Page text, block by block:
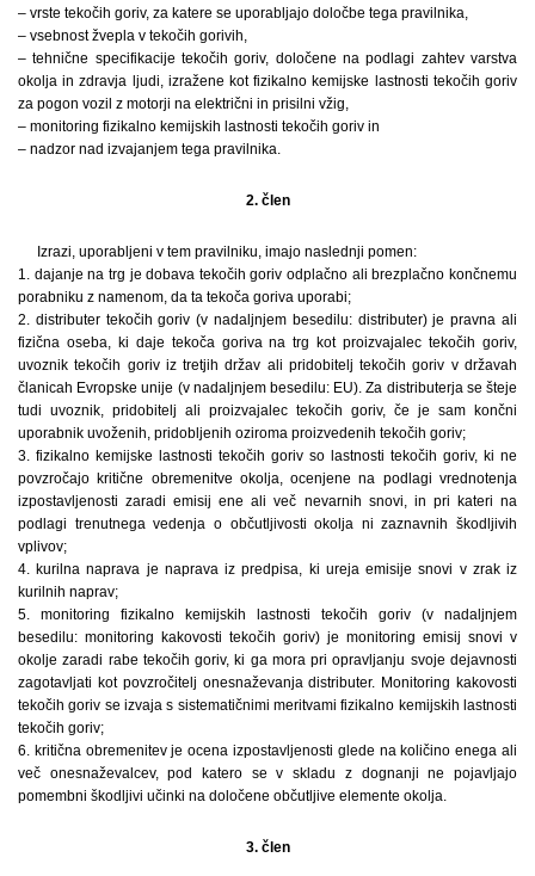
– vrste tekočih goriv, za katere se uporabljajo določbe tega pravilnika,
– vsebnost žvepla v tekočih gorivih,
– tehnične specifikacije tekočih goriv, določene na podlagi zahtev varstva
okolja in zdravja ljudi, izražene kot fizikalno kemijske lastnosti tekočih goriv
za pogon vozil z motorji na električni in prisilni vžig,
– monitoring fizikalno kemijskih lastnosti tekočih goriv in
– nadzor nad izvajanjem tega pravilnika.
2. člen
Izrazi, uporabljeni v tem pravilniku, imajo naslednji pomen:
1. dajanje na trg je dobava tekočih goriv odplačno ali brezplačno končnemu
porabniku z namenom, da ta tekoča goriva uporabi;
2. distributer tekočih goriv (v nadaljnjem besedilu: distributer) je pravna ali
fizična oseba, ki daje tekoča goriva na trg kot proizvajalec tekočih goriv,
uvoznik tekočih goriv iz tretjih držav ali pridobitelj tekočih goriv v državah
članicah Evropske unije (v nadaljnjem besedilu: EU). Za distributerja se šteje
tudi uvoznik, pridobitelj ali proizvajalec tekočih goriv, če je sam končni
uporabnik uvoženih, pridobljenih oziroma proizvedenih tekočih goriv;
3. fizikalno kemijske lastnosti tekočih goriv so lastnosti tekočih goriv, ki ne
povzročajo kritične obremenitve okolja, ocenjene na podlagi vrednotenja
izpostavljenosti zaradi emisij ene ali več nevarnih snovi, in pri kateri na
podlagi trenutnega vedenja o občutljivosti okolja ni zaznavnih škodljivih
vplivov;
4. kurilna naprava je naprava iz predpisa, ki ureja emisije snovi v zrak iz
kurilnih naprav;
5. monitoring fizikalno kemijskih lastnosti tekočih goriv (v nadaljnjem
besedilu: monitoring kakovosti tekočih goriv) je monitoring emisij snovi v
okolje zaradi rabe tekočih goriv, ki ga mora pri opravljanju svoje dejavnosti
zagotavljati kot povzročitelj onesnaževanja distributer. Monitoring kakovosti
tekočih goriv se izvaja s sistematičnimi meritvami fizikalno kemijskih lastnosti
tekočih goriv;
6. kritična obremenitev je ocena izpostavljenosti glede na količino enega ali
več onesnaževalcev, pod katero se v skladu z dognanji ne pojavljajo
pomembni škodljivi učinki na določene občutljive elemente okolja.
3. člen